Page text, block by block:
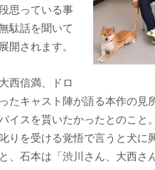
思っている事
駄話を聞いて
開されます。
西信満、ドロ
たキャスト陣が語る本作の
イスを貰いたかったとのこ
りを受ける覚悟で言うと犬に
、石本は「渋川さん、大西